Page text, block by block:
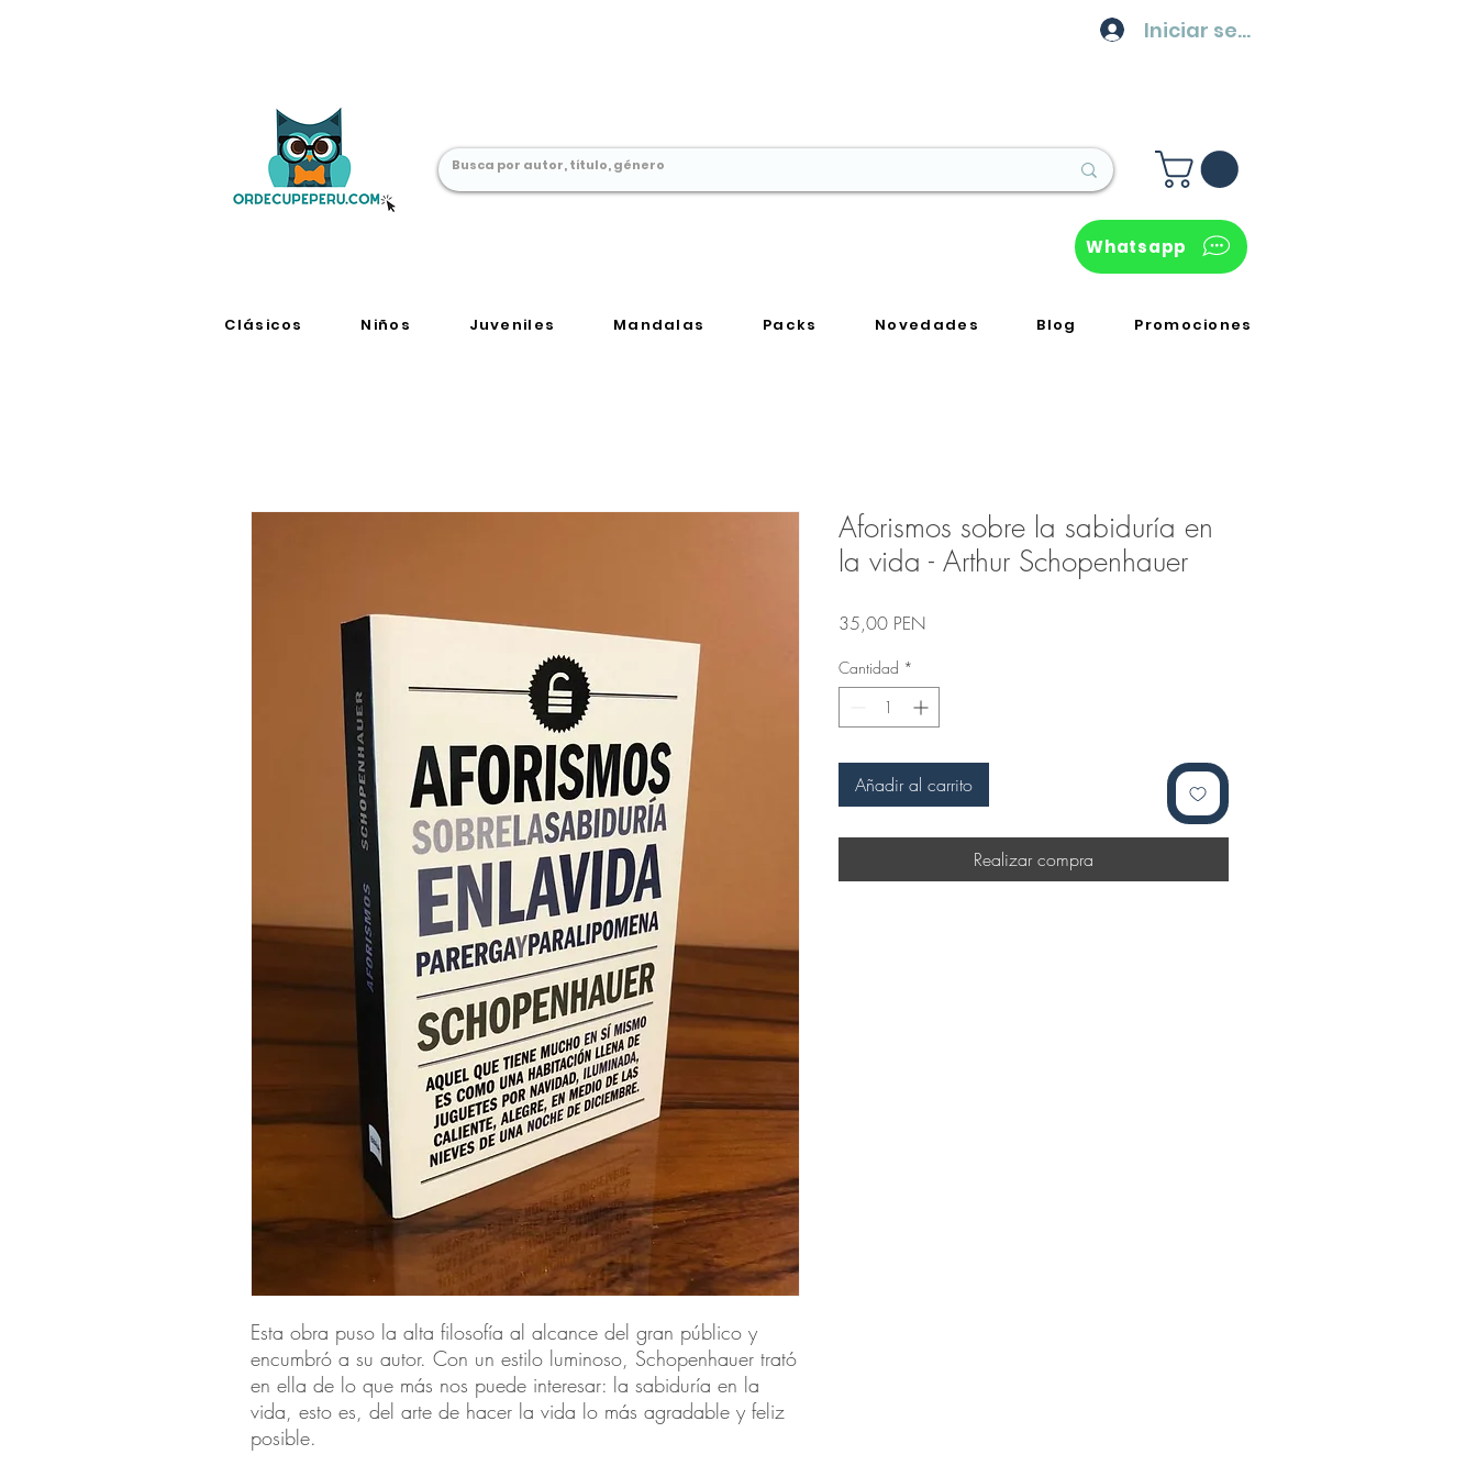
Iniciar sesión
Whatsapp
Clásicos Niños Juveniles Mandalas Packs Novedades Blog Promociones
Esta obra puso la alta filosofía al alcance del gran público y
encumbró a su autor. Con un estilo luminoso, Schopenhauer trató
en ella de lo que más nos puede interesar: la sabiduría en la
vida, esto es, del arte de hacer la vida lo más agradable y feliz
posible.
Aforismos sobre la sabiduría en
la vida - Arthur Schopenhauer
35,00 PENPrecio
Cantidad *
Añadir al carrito
Realizar compra